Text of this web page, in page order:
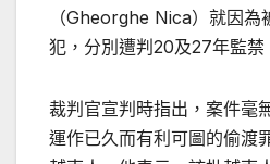
（Gheorghe Nica）就因為
犯，分別遭判20及27年監禁
裁判官宣判時指出，案件毫
運作已久而有利可圖的偷渡